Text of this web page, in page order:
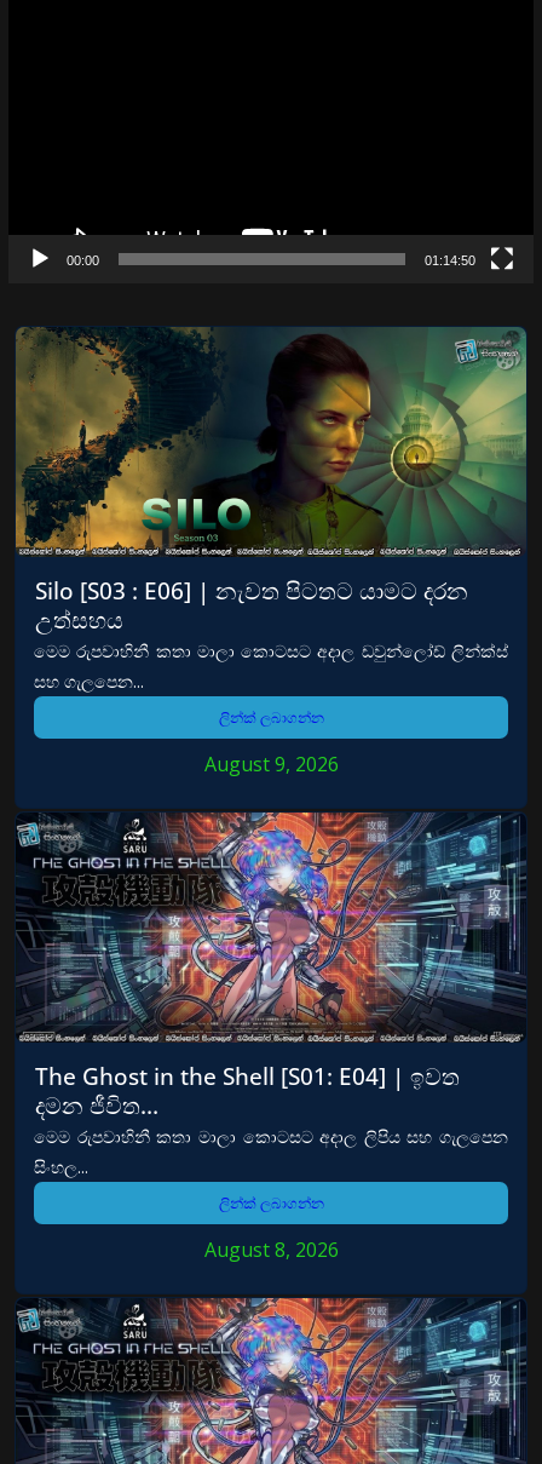
00:00 01:14:50
Silo [S03 : E06] | නැවත පිටතට යාමට දරන
උත්සහය
මෙම රුපවාහිනී කතා මාලා කොටසට අදාල ඩවුන්ලෝඩ් ලින්ක්ස්
සහ ගැලපෙන...
ලින්ක් ලබාගන්න
August 9, 2026
The Ghost in the Shell [S01: E04] | ඉවත
දමන ජීවිත…
මෙම රුපවාහිනී කතා මාලා කොටසට අදාල ලිපිය සහ ගැලපෙන
සිංහල...
ලින්ක් ලබාගන්න
August 8, 2026